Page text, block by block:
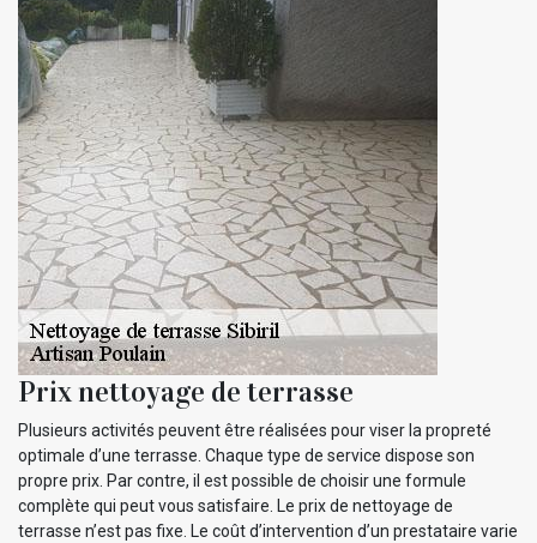
Prix nettoyage de terrasse
Plusieurs activités peuvent être réalisées pour viser la propreté
optimale d’une terrasse. Chaque type de service dispose son
propre prix. Par contre, il est possible de choisir une formule
complète qui peut vous satisfaire. Le prix de nettoyage de
terrasse n’est pas fixe. Le coût d’intervention d’un prestataire varie